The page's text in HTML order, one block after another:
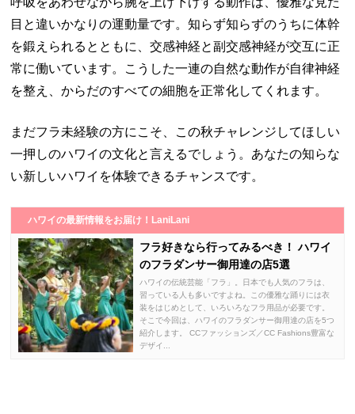
目と違いかなりの運動量です。知らず知らずのうちに体幹
を鍛えられるとともに、交感神経と副交感神経が交互に正
常に働いています。こうした一連の自然な動作が自律神経
を整え、からだのすべての細胞を正常化してくれます。
まだフラ未経験の方にこそ、この秋チャレンジしてほしい
一押しのハワイの文化と言えるでしょう。あなたの知らな
い新しいハワイを体験できるチャンスです。
ハワイの最新情報をお届け！LaniLani
フラ好きなら行ってみるべき！ ハワイ
のフラダンサー御用達の店5選
ハワイの伝統芸能「フラ」。日本でも人気のフラは、
習っている人も多いですよね。この優雅な踊りには衣
装をはじめとして、いろいろなフラ用品が必要です。
そこで今回は、ハワイのフラダンサー御用達の店を5つ
紹介します。 CCファッションズ／CC Fashions豊富な
デザイ...